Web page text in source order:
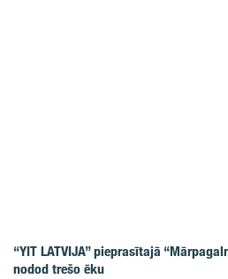
“YIT LATVIJA” pieprasītajā
nodod trešo ēku